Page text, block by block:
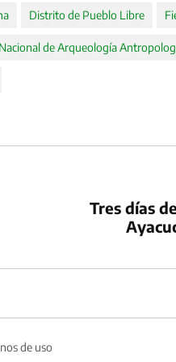
Distrito de Pueblo Libre
de Arqueología
Tres días
de uso